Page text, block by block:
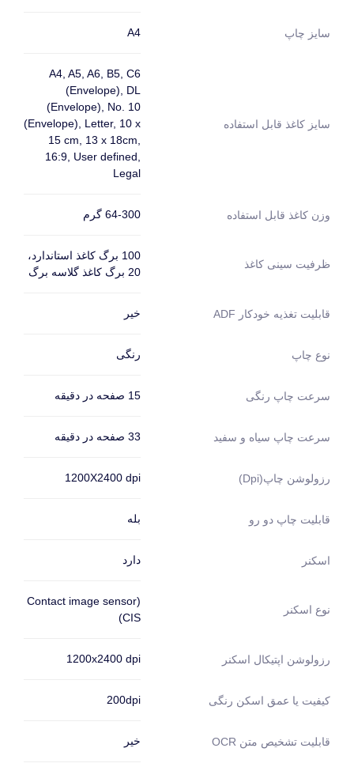
سایز چاپ A4
سایز کاغذ قابل استفاده
A4, A5, A6, B5, C6
(Envelope), DL
(Envelope), No. 10
(Envelope), Letter, 10 x
15 cm, 13 x 18cm,
16:9, User defined,
Legal
وزن کاغذ قابل استفاده 64-300 گرم
ظرفیت سینی کاغذ
100 برگ کاغذ استاندارد،
20 برگ کاغذ گلاسه برگ
قابلیت تغذیه خودکار ADF خیر
نوع چاپ رنگی
سرعت چاپ رنگی 15 صفحه در دقیقه
سرعت چاپ سیاه و سفید 33 صفحه در دقیقه
رزولوشن چاپ(dpi) 1200X2400 dpi
قابلیت چاپ دو رو بله
اسکنر دارد
نوع اسکنر
(Contact image sensor
(CIS
رزولوشن اپتیکال اسکنر 1200x2400 dpi
کیفیت یا عمق اسکن رنگی 200dpi
قابلیت تشخیص متن OCR خیر